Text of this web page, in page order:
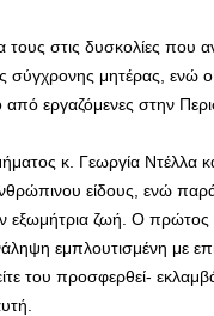
τους στις δυσκολίες που
σύγχρονης μητέρας,
από εργαζόμενες στην
κ. Γεωργία Ντέλλα
είδους, ενώ
εξωμήτρια ζωή. Ο πρώτος
εμπλουτισμένη με
του προσφερθεί-